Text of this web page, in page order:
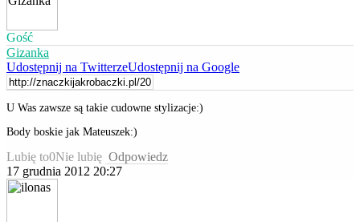
Gość
Gizanka
Udostępnij na TwitterzeUdostępnij na Google
U Was zawsze są takie cudowne stylizacje:)
Body boskie jak Mateuszek:)
Lubię to0Nie lubię Odpowiedz
17 grudnia 2012 20:27